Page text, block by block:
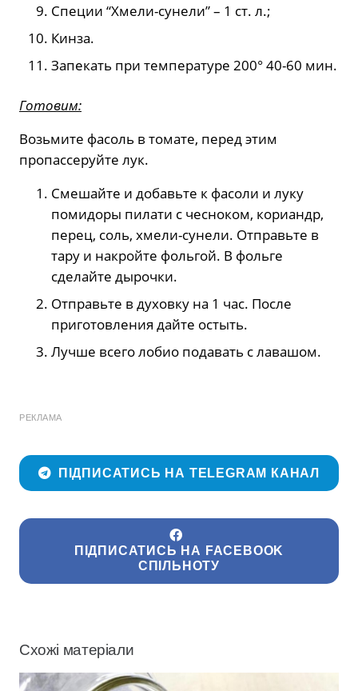
Специи “Хмели-сунели” – 1 ст. л.;
Кинза.
Запекать при температуре 200° 40-60 мин.
Готовим:
Возьмите фасоль в томате, перед этим
пропассеруйте лук.
Смешайте и добавьте к фасоли и луку
помидоры пилати с чесноком, кориандр,
перец, соль, хмели-сунели. Отправьте в
тару и накройте фольгой. В фольге
сделайте дырочки.
Отправьте в духовку на 1 час. После
приготовления дайте остыть.
Лучше всего лобио подавать с лавашом.
РЕКЛАМА
ПІДПИСАТИСЬ НА TELEGRAM КАНАЛ
ПІДПИСАТИСЬ НА FACEBOOK
СПІЛЬНОТУ
Схожі матеріали